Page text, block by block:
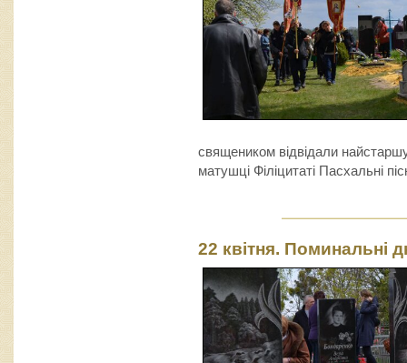
священиком відвідали
матушці Філіцитаті Пасхальні
22 квітня. Поминальні